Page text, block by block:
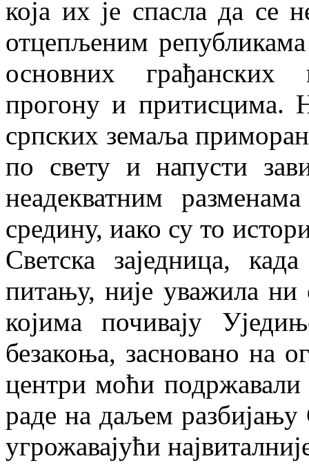
која их је спасла да се
отцепљеним
основних грађанских
прогону и притисцима.
српских земаља приморан
по свету и напусти
неадекватним
средину, иако су то
Светска заједница,
питању, није уважила
којима почивају
безакоња, засновано на
центри моћи подржавали
раде на даљем разбијању
угрожавајући